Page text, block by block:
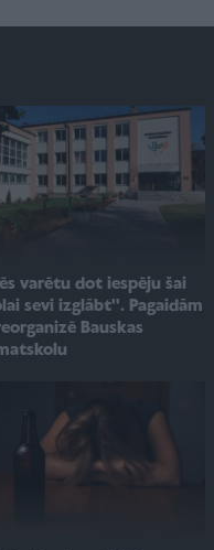
varētu dot iespēju šai
sevi izglābt''. Pagaidām
Bauskas